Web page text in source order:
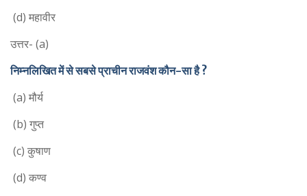
(d) महावीर
उत्तर- (a)
निम्नलिखित में से सबसे प्राचीन राजवंश कौन-सा है ?
(a) मौर्य
(b) गुप्त
(c) कुषाण
(d) कण्व